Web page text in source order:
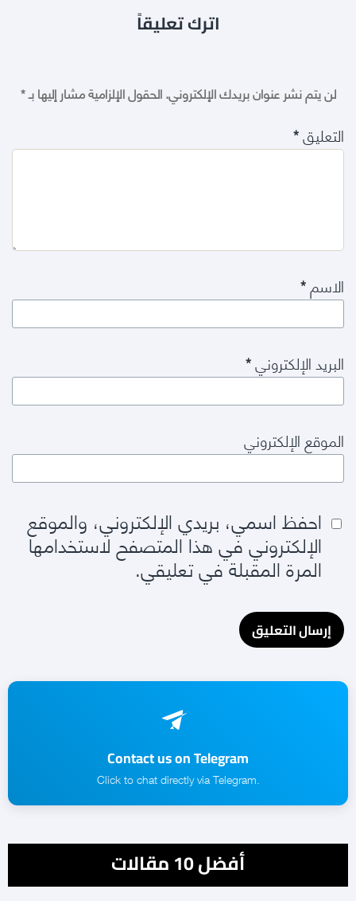
اترك تعليقاً
لن يتم نشر عنوان بريدك الإلكتروني.الحقول الإلزامية مشار إليها بـ*
التعليق*
الاسم*
البريد الإلكتروني*
الموقع الإلكتروني
احفظ اسمي، بريدي الإلكتروني، والموقع
الإلكتروني في هذا المتصفح لاستخدامها
المرة المقبلة في تعليقي.
Contact us on Telegram
.Click to chat directly via Telegram
أفضل 10 مقالات